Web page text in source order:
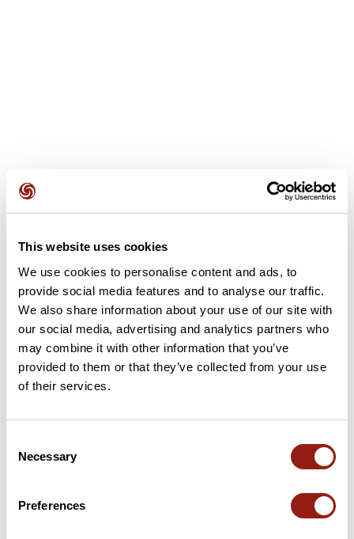
This website uses cookies
We use cookies to personalise content and ads, to
provide social media features and to analyse our traffic.
We also share information about your use of our site with
our social media, advertising and analytics partners who
may combine it with other information that you’ve
provided to them or that they’ve collected from your use
of their services.
Selection
Necessary
Preferences
Este recorrido aún no contiene opiniones. ¿Ya lo has
completado? ¡Deja la primera opinión!
Añadir una opinión
Descubre este recorrido de senderismo de 13,3 km cerca de